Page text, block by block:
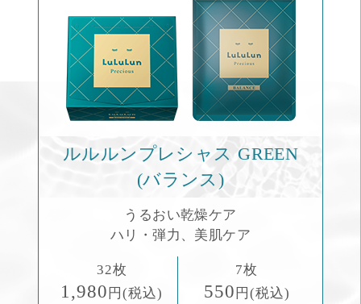
ルルルンプレシャス GREEN
(バランス)
うるおい乾燥ケア
ハリ・弾力、美肌ケア
32枚
1,980 円(税込)
7枚
550 円(税込)